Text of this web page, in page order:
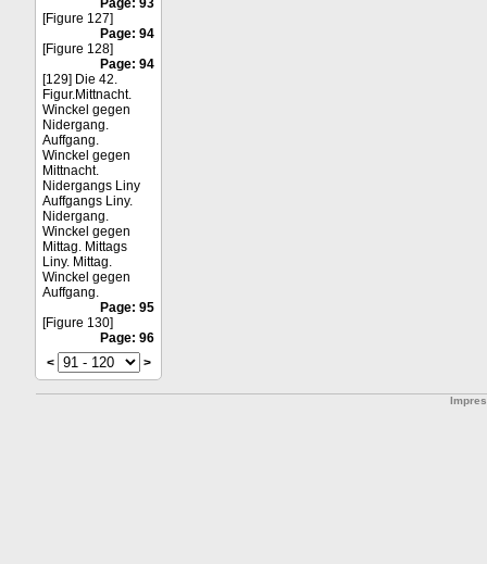
Page: 93
[Figure 127]
Page: 94
[Figure 128]
Page: 94
[129] Die 42.
Figur.Mittnacht.
Winckel gegen
Nidergang.
Auffgang.
Winckel gegen
Mittnacht.
Nidergangs Liny
Auffgangs Liny.
Nidergang.
Winckel gegen
Mittag. Mittags
Liny. Mittag.
Winckel gegen
Auffgang.
Page: 95
[Figure 130]
Page: 96
<
>